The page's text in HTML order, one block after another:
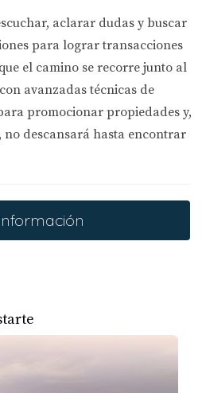
Asegúrate de que el contrato tenga
el alquiler, duración del contrato,
y responsabilidades de
puede ser una excelente
para obtener su opinión
aclarar dudas y buscar
para lograr transacciones
el camino se recorre junto al
avanzadas técnicas de
promocionar propiedades y,
no descansará hasta encontrar